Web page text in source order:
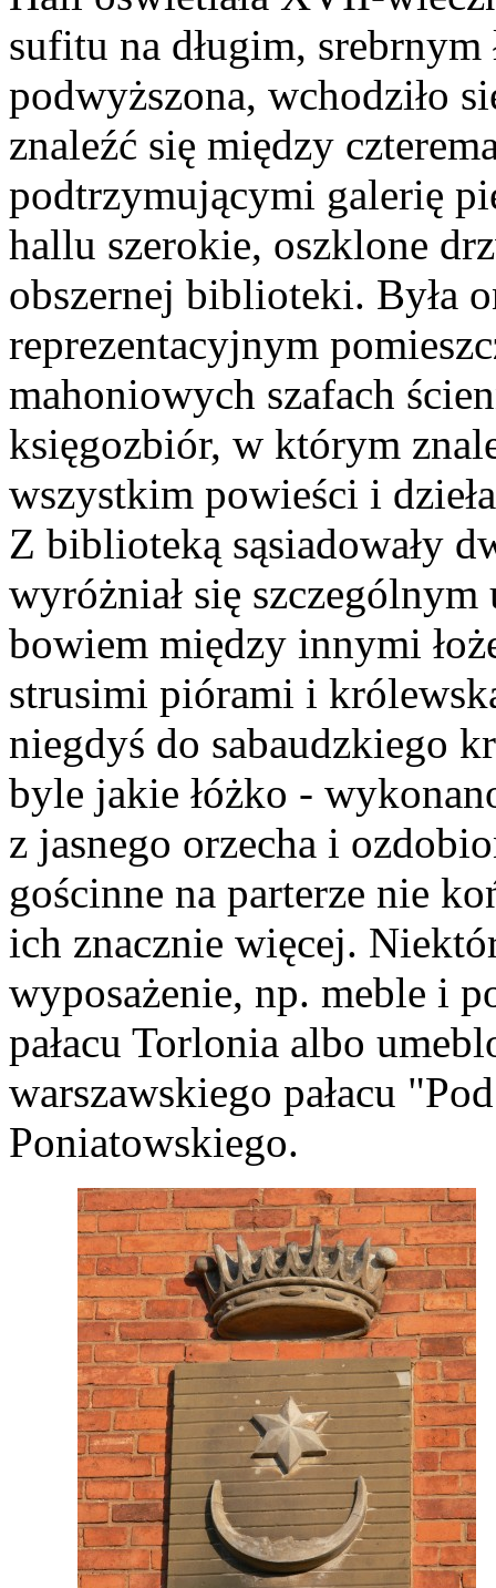
sufitu na długim, srebrnym
podwyższona, wchodziło
znaleźć się między
podtrzymującymi galerię
hallu szerokie, oszklone
obszernej biblioteki. Była
reprezentacyjnym
mahoniowych szafach
księgozbiór, w którym
wszystkim powieści i
Z biblioteką sąsiadowały
wyróżniał się
bowiem między innymi
strusimi piórami i
niegdyś do sabaudzkiego
byle jakie łóżko -
z jasnego orzecha i
gościnne na parterze nie
ich znacznie więcej.
wyposażenie, np. meble i
pałacu Torlonia albo
warszawskiego pałacu
Poniatowskiego.